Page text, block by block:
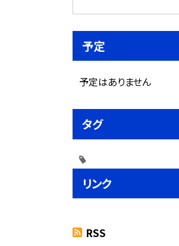
予定
予定はありません
タグ
リンク
RSS